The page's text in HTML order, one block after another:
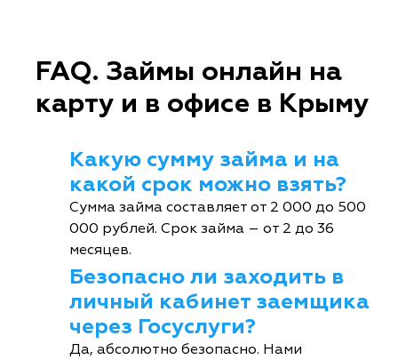
FAQ. Займы онлайн на
карту и в офисе в Крыму
Какую сумму займа и на
какой срок можно взять?
Сумма займа составляет от 2 000 до 500
000 рублей. Срок займа – от 2 до 36
месяцев.
Безопасно ли заходить в
личный кабинет заемщика
через Госуслуги?
Да, абсолютно безопасно. Нами